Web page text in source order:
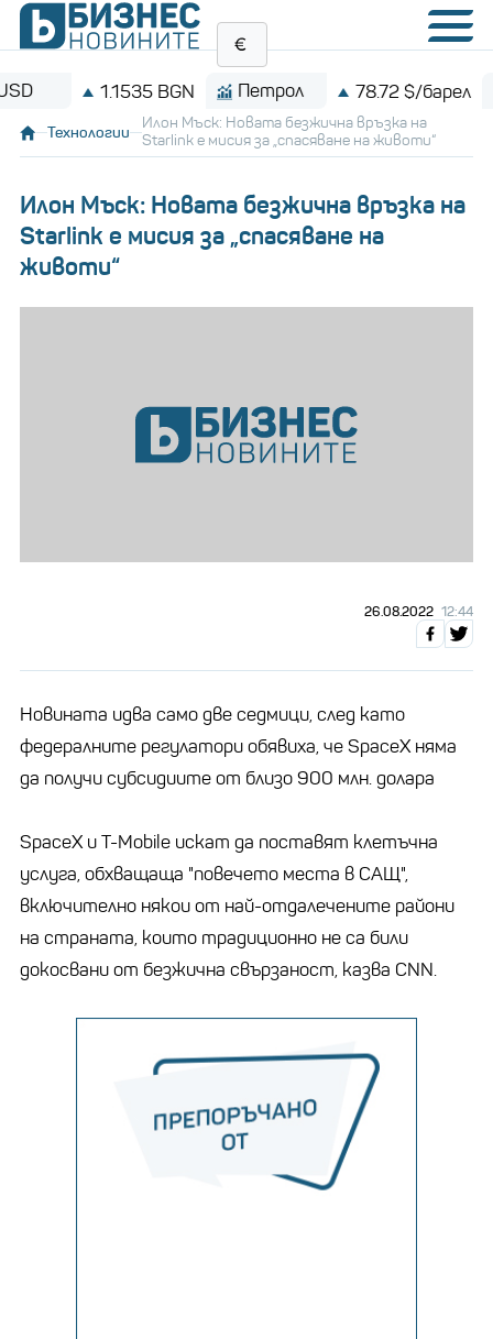
BGN Петрол 78.72 $/барел Bitcoin
Технологии
Илон Мъск: Новата безжична връзка на
Starlink e мисия за „спасяване на животи“
Илон Мъск: Новата безжична връзка на
Starlink e мисия за „спасяване на
животи“
26.08.2022 12:44
Новината идва само две седмици, след като
федералните регулатори обявиха, че SpaceX няма
да получи субсидиите от близо 900 млн. долара
SpaceX и T-Mobile искат да поставят клетъчна
услуга, обхващаща "повечето места в САЩ",
включително някои от най-отдалечените райони
на страната, които традиционно не са били
докосвани от безжична свързаност, казва CNN.